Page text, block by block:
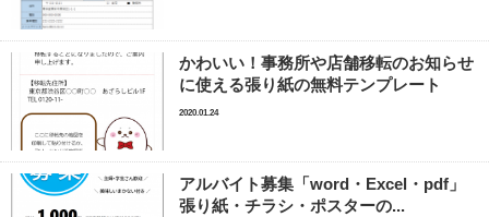
かわいい！事務所や店舗移転のお知らせ
に使える張り紙の無料テンプレート
2020.01.24
アルバイト募集「word・Excel・pdf」
張り紙・チラシ・ポスターの...